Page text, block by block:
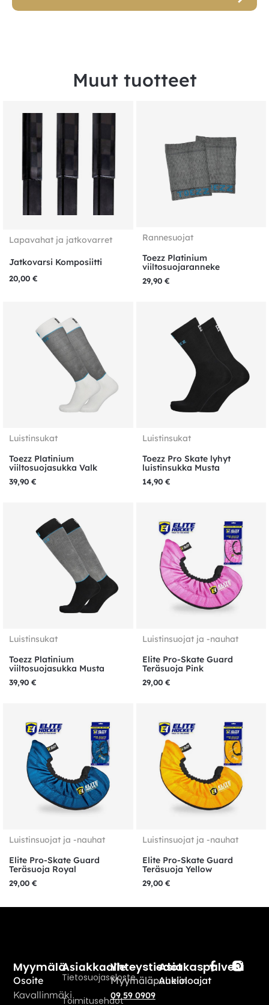
Muut tuotteet
Lapavahat ja jatkovarret
Jatkovarsi Komposiitti
20,00 €
Rannesuojat
Toezz Platinium
viiltosuojaranneke
29,90 €
Luistinsukat
Toezz Platinium
viiltosuojasukka Valk
39,90 €
Luistinsukat
Toezz Pro Skate lyhyt
luistinsukka Musta
14,90 €
Luistinsukat
Toezz Platinium
viiltosuojasukka Musta
39,90 €
Luistinsuojat ja -nauhat
Elite Pro-Skate Guard
Teräsuoja Pink
29,00 €
Luistinsuojat ja -nauhat
Elite Pro-Skate Guard
Teräsuoja Royal
29,00 €
Luistinsuojat ja -nauhat
Elite Pro-Skate Guard
Teräsuoja Yellow
29,00 €
Asiakkaalle
Tietosuojaseloste
Toimitusehdot
Myymälä
Osoite
Kavallinmäki
Yhteystiedot
Myymäläpuhelin
09 59 0909
Asiakaspalvelu
Aukioloajat